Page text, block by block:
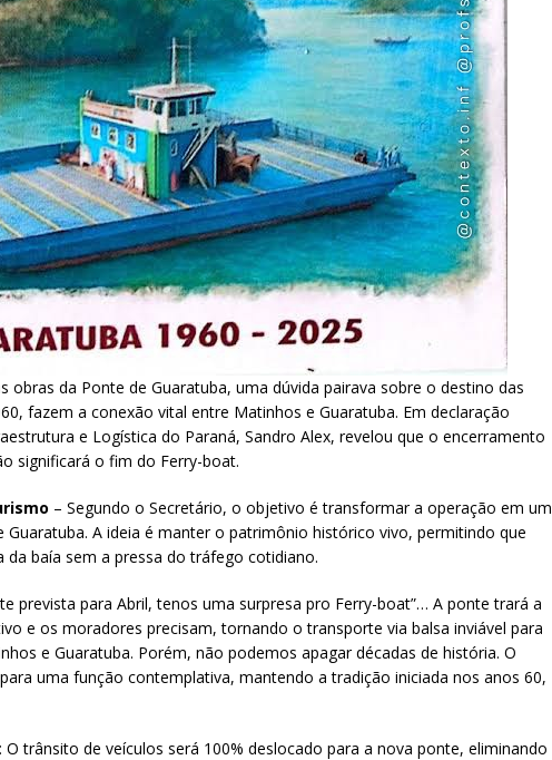
obras da Ponte de Guaratuba, uma dúvida pairava sobre o destino das
fazem a conexão vital entre Matinhos e Guaratuba. Em declaração
e Logística do Paraná, Sandro Alex, revelou que o encerramento
significará o fim do Ferry-boat.
– Segundo o Secretário, o objetivo é transformar a operação em um
Guaratuba. A ideia é manter o patrimônio histórico vivo, permitindo que
baía sem a pressa do tráfego cotidiano.
prevista para Abril, tenos uma surpresa pro Ferry-boat”… A ponte trará a
e os moradores precisam, tornando o transporte via balsa inviável para
e Guaratuba. Porém, não podemos apagar décadas de história. O
uma função contemplativa, mantendo a tradição iniciada nos anos 60,
: O trânsito de veículos será 100% deslocado para a nova ponte, eliminando